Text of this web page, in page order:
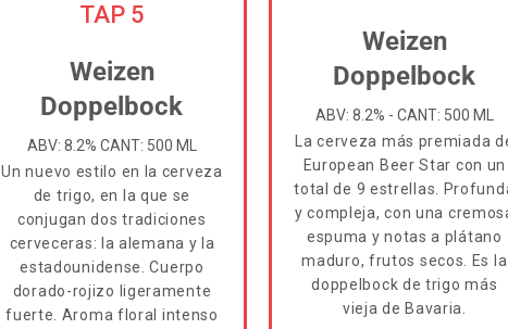
TAP 5
Weizen
Doppelbock
ABV: 8.2% CANT: 500 ML
Un nuevo estilo en la cerveza
de trigo, en la que se
conjugan dos tradiciones
cerveceras: la alemana y la
estadounidense. Cuerpo
dorado-rojizo ligeramente
fuerte. Aroma floral intenso
Weizen
Doppelbock
ABV: 8.2% - CANT: 500 ML
La cerveza más premiada
European Beer Star con un
total de 9 estrellas.
y compleja, con una
espuma y notas a plátano
maduro, frutos secos. Es la
doppelbock de trigo más
vieja de Bavaria.